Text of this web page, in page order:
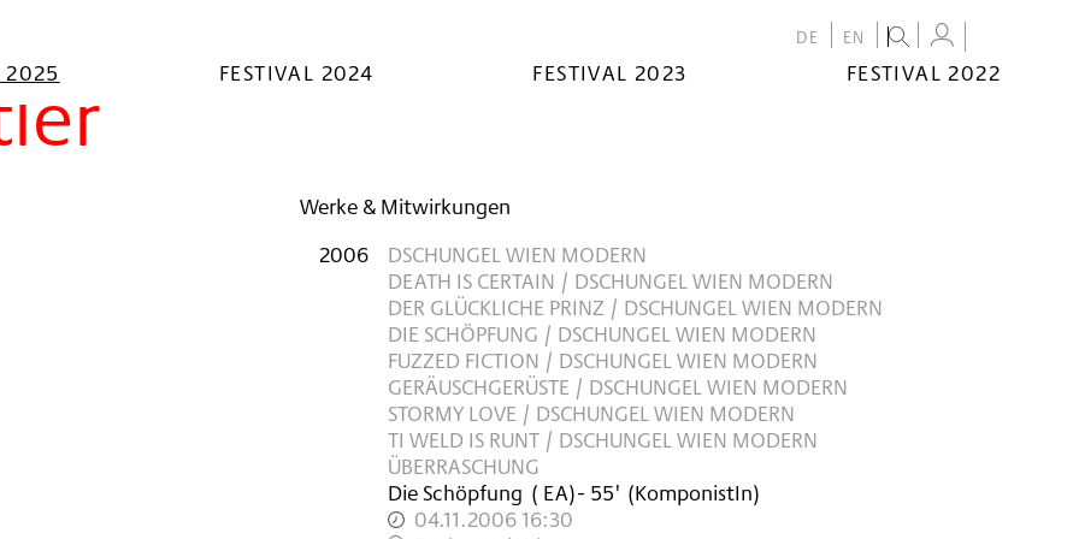
DE EN
2025 FESTIVAL 2024 FESTIVAL 2023 FESTIVAL 2022
Werke & Mitwirkungen
2006
DSCHUNGEL WIEN MODERN
DEATH IS CERTAIN / DSCHUNGEL WIEN MODERN
DER GLÜCKLICHE PRINZ / DSCHUNGEL WIEN MODERN
DIE SCHÖPFUNG / DSCHUNGEL WIEN MODERN
FUZZED FICTION / DSCHUNGEL WIEN MODERN
GERÄUSCHGERÜSTE / DSCHUNGEL WIEN MODERN
STORMY LOVE / DSCHUNGEL WIEN MODERN
TI WELD IS RUNT / DSCHUNGEL WIEN MODERN
ÜBERRASCHUNG
Die Schöpfung ( EA)- 55' (KomponistIn)
04.11.2006 16:30